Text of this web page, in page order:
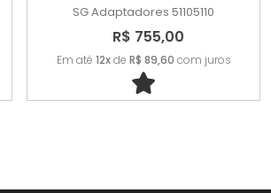
SG Adaptadores 51105110
R$ 755,00
Em até 12xde R$ 89,60 com juros